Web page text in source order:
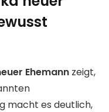
Ehemann zeigt,
macht es deutlich,